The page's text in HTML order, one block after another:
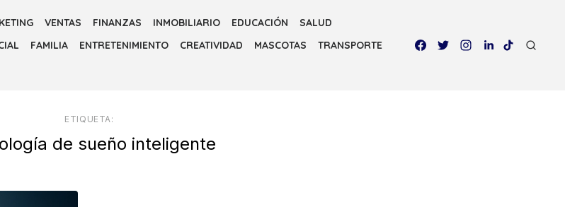
VENTAS FINANZAS INMOBILIARIO EDUCACIÓN
SALUD
FAMILIA ENTRETENIMIENTO CREATIVIDAD MASCOTAS
TRANSPORTE
ETIQUETA:
de sueño inteligente